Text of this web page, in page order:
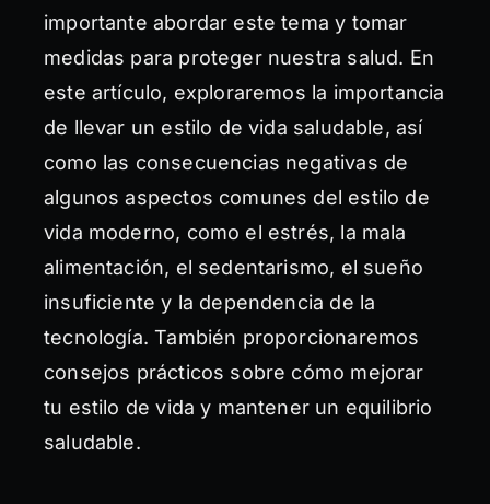
importante abordar este tema y tomar
medidas para proteger nuestra salud. En
este artículo, exploraremos la importancia
de llevar un estilo de vida saludable, así
como las consecuencias negativas de
algunos aspectos comunes del estilo de
vida moderno, como el estrés, la mala
alimentación, el sedentarismo, el sueño
insuficiente y la dependencia de la
tecnología. También proporcionaremos
consejos prácticos sobre cómo mejorar
tu estilo de vida y mantener un equilibrio
saludable.